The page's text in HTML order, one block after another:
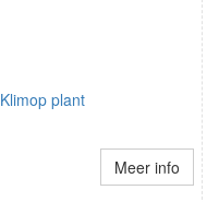
Klimop plant
Meer info